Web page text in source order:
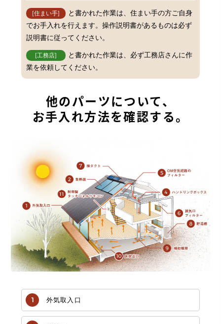
[住まい手]
と書かれた作業は、住まい手の方ご自身
でお手入れを行えます。操作説明書があるものは必ず
説明書に従ってください。
[工務店]
と書かれた作業は、必ず工務店さんに作
業を依頼してください。
他のパーツについて、
お手入れ方法を確認する。
外気取入口